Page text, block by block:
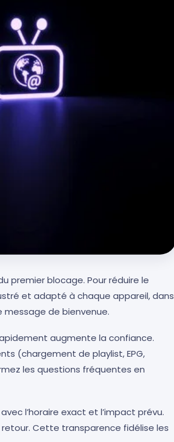
premier blocage. Pour réduire le
et adapté à chaque appareil, dans
message de bienvenue.
augmente la confiance.
(chargement de playlist, EPG,
les questions fréquentes en
l’horaire exact et l’impact prévu.
Cette transparence fidélise les